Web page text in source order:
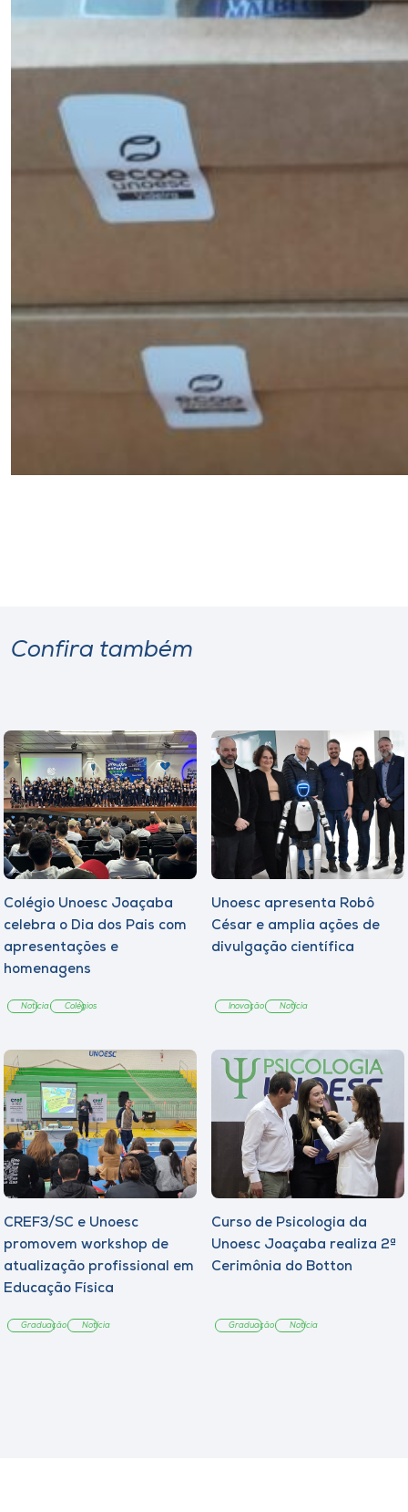
Confira também
Colégio Unoesc Joaçaba
celebra o Dia dos Pais com
apresentações e
homenagens
Notícia Colégios
Unoesc apresenta Robô
César e amplia ações de
divulgação científica
Inovação Notícia
CREF3/SC e Unoesc
promovem workshop de
atualização profissional em
Educação Física
Graduação Notícia
Curso de Psicologia da
Unoesc Joaçaba realiza 2ª
Cerimônia do Botton
Graduação Notícia